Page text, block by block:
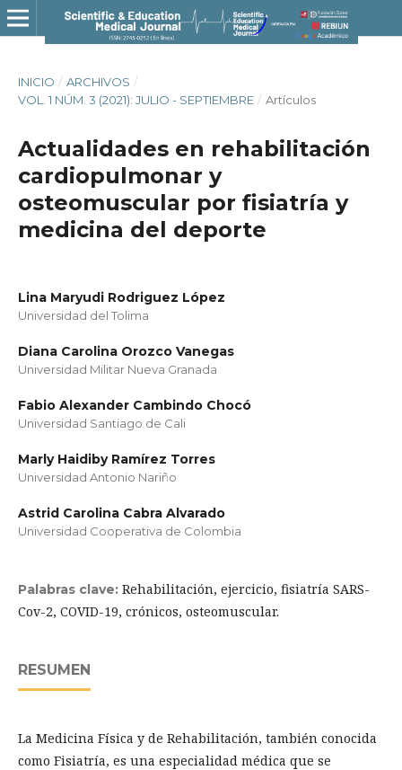
INICIO / ARCHIVOS /
VOL. 1 NÚM. 3 (2021): JULIO - SEPTIEMBRE / Artículos
Actualidades en rehabilitación
cardiopulmonar y
osteomuscular por fisiatría y
medicina del deporte
Lina Maryudi Rodriguez López
Universidad del Tolima
Diana Carolina Orozco Vanegas
Universidad Militar Nueva Granada
Fabio Alexander Cambindo Chocó
Universidad Santiago de Cali
Marly Haidiby Ramírez Torres
Universidad Antonio Nariño
Astrid Carolina Cabra Alvarado
Universidad Cooperativa de Colombia
Palabras clave: Rehabilitación, ejercicio, fisiatría SARS-
Cov-2, COVID-19, crónicos, osteomuscular.
RESUMEN
La Medicina Física y de Rehabilitación, también conocida
como Fisiatría, es una especialidad médica que se